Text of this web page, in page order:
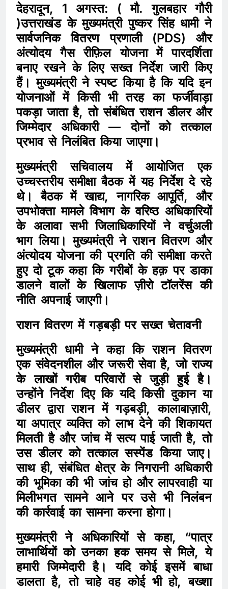
देहरादून, 1 अगस्त: ( मौ. गुलबहार गौरी
)उत्तराखंड के मुख्यमंत्री पुष्कर सिंह धामी ने
सार्वजनिक वितरण प्रणाली (PDS) और
अंत्योदय गैस रीफ़िल योजना में पारदर्शिता
बनाए रखने के लिए सख्त निर्देश जारी किए
हैं। मुख्यमंत्री ने स्पष्ट किया है कि यदि इन
योजनाओं में किसी भी तरह का फर्जीवाड़ा
पकड़ा जाता है, तो संबंधित राशन डीलर और
जिम्मेदार अधिकारी — दोनों को तत्काल
प्रभाव से निलंबित किया जाएगा।
मुख्यमंत्री सचिवालय में आयोजित एक
उच्चस्तरीय समीक्षा बैठक में यह निर्देश दे रहे
थे। बैठक में खाद्य, नागरिक आपूर्ति, और
उपभोक्ता मामले विभाग के वरिष्ठ अधिकारियों
के अलावा सभी जिलाधिकारियों ने वर्चुअली
भाग लिया। मुख्यमंत्री ने राशन वितरण और
अंत्योदय योजना की प्रगति की समीक्षा करते
हुए दो टूक कहा कि गरीबों के हक़ पर डाका
डालने वालों के खिलाफ ज़ीरो टॉलरेंस की
नीति अपनाई जाएगी।
राशन वितरण में गड़बड़ी पर सख्त चेतावनी
मुख्यमंत्री धामी ने कहा कि राशन वितरण
एक संवेदनशील और जरूरी सेवा है, जो राज्य
के लाखों गरीब परिवारों से जुड़ी हुई है।
उन्होंने निर्देश दिए कि यदि किसी दुकान या
डीलर द्वारा राशन में गड़बड़ी, कालाबाज़ारी,
या अपात्र व्यक्ति को लाभ देने की शिकायत
मिलती है और जांच में सत्य पाई जाती है, तो
उस डीलर को तत्काल सस्पेंड किया जाए।
साथ ही, संबंधित क्षेत्र के निगरानी अधिकारी
की भूमिका की भी जांच हो और लापरवाही या
मिलीभगत सामने आने पर उसे भी निलंबन
की कार्रवाई का सामना करना होगा।
मुख्यमंत्री ने अधिकारियों से कहा, “पात्र
लाभार्थियों को उनका हक समय से मिले, ये
हमारी जिम्मेदारी है। यदि कोई इसमें बाधा
डालता है, तो चाहे वह कोई भी हो, बख्शा